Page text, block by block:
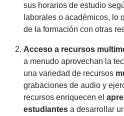
sus horarios de estudio
laborales o académicos, lo
de la formación con otras
Acceso a recursos
a menudo aprovechan la
una variedad de recursos
grabaciones de audio y
recursos enriquecen el
estudiantes a desarrollar